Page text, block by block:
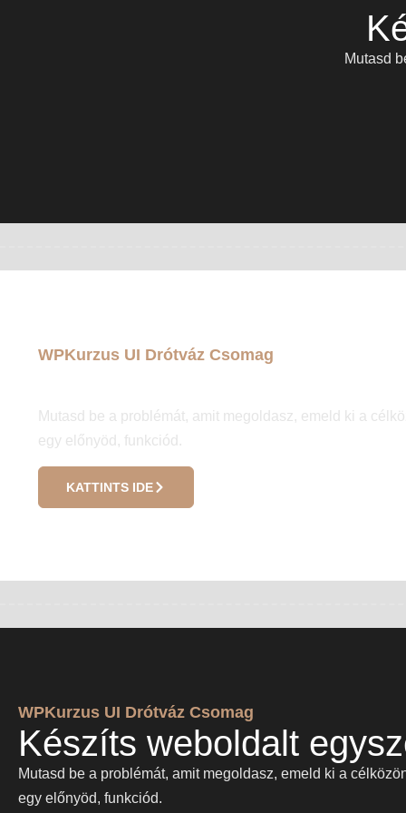
Mutasd
WPKurzus UI Drótváz Csomag
Mutasd be a problémát, amit megoldasz, emeld ki a
egy előnyöd, funkciód.
KATTINTS IDE
WPKurzus UI Drótváz Csomag
Készíts weboldalt
Mutasd be a problémát, amit megoldasz, emeld ki a
egy előnyöd, funkciód.